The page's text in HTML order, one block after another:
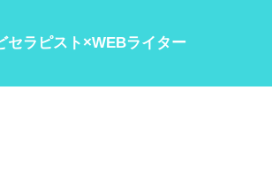
セラピスト×WEBライター